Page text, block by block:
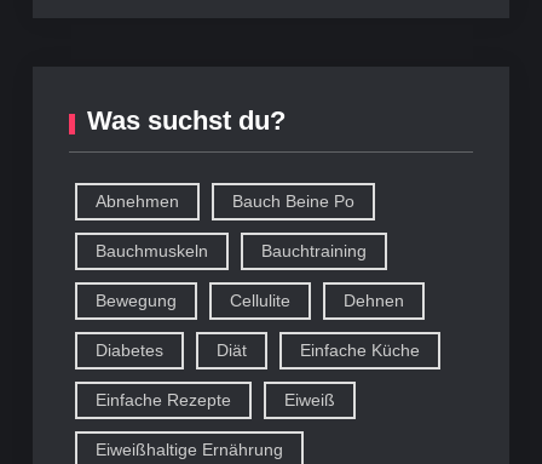
Was suchst du?
Abnehmen Bauch Beine Po
Bauchmuskeln Bauchtraining
Bewegung Cellulite Dehnen
Diabetes Diät Einfache Küche
Einfache Rezepte Eiweiß
Eiweißhaltige Ernährung